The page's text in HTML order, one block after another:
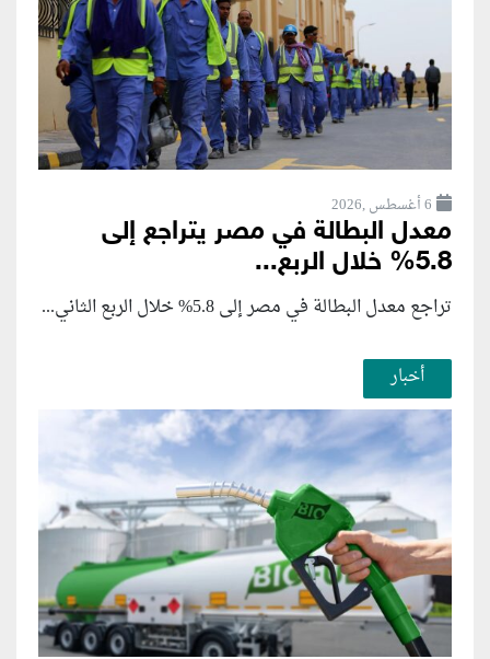
6 أغسطس ,2026
معدل البطالة في مصر يتراجع إلى
5.8% خلال الربع...
تراجع معدل البطالة في مصر إلى 5.8% خلال الربع الثاني...
أخبار